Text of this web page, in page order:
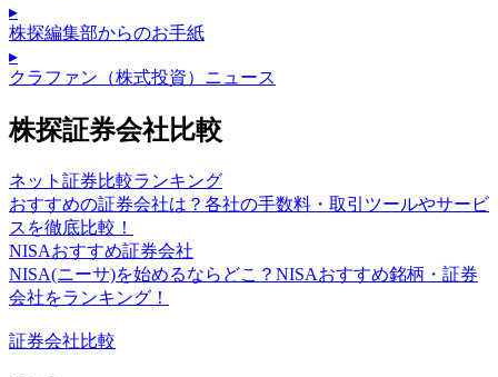
▸
株探編集部からのお手紙
▸
クラファン（株式投資）ニュース
株探証券会社比較
ネット証券比較ランキング
おすすめの証券会社は？各社の手数料・取引ツールやサービ
スを徹底比較！
NISAおすすめ証券会社
NISA(ニーサ)を始めるならどこ？NISAおすすめ銘柄・証券
会社をランキング！
証券会社比較